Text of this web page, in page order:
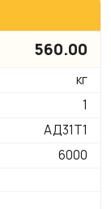
560.00
кг
1
АД31Т1
6000